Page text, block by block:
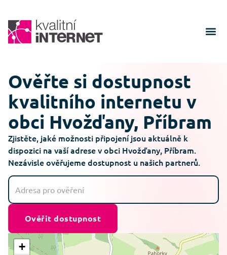
Ověřte si dostupnost
kvalitního internetu v
obci Hvožďany, Příbram
Zjistěte, jaké možnosti připojení jsou aktuálně k
dispozici na vaší adrese v obci Hvožďany, Příbram.
Nezávisle ověřujeme dostupnost u našich partnerů.
Ověřit dostupnost
+